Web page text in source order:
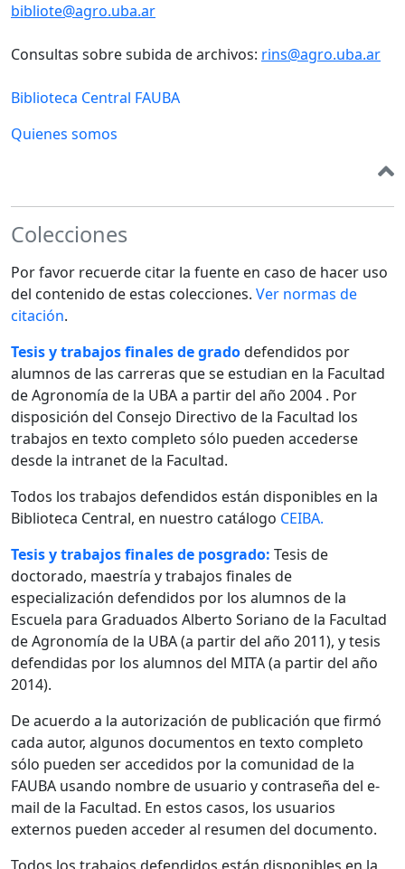
bibliote@agro.uba.ar
Consultas sobre subida de archivos: rins@agro.uba.ar
Biblioteca Central FAUBA
Quienes somos
Colecciones
Por favor recuerde citar la fuente en caso de hacer uso
del contenido de estas colecciones. Ver normas de
citación.
Tesis y trabajos finales de gradodefendidos por
alumnos de las carreras que se estudian en la Facultad
de Agronomía de la UBA a partir del año 2004 . Por
disposición del Consejo Directivo de la Facultad los
trabajos en texto completo sólo pueden accederse
desde la intranet de la Facultad.
Todos los trabajos defendidos están disponibles en la
Biblioteca Central, en nuestro catálogo CEIBA.
Tesis y trabajos finales de posgrado: Tesis de
doctorado, maestría y trabajos finales de
especialización defendidos por los alumnos de la
Escuela para Graduados Alberto Soriano de la Facultad
de Agronomía de la UBA (a partir del año 2011), y tesis
defendidas por los alumnos del MITA (a partir del año
2014).
De acuerdo a la autorización de publicación que firmó
cada autor, algunos documentos en texto completo
sólo pueden ser accedidos por la comunidad de la
FAUBA usando nombre de usuario y contraseña del e-
mail de la Facultad. En estos casos, los usuarios
externos pueden acceder al resumen del documento.